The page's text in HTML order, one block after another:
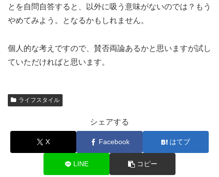
とを自問自答すると、以外に吸う意味がないのでは？もう
やめてみよう。となるかもしれません。
個人的な考えですので、賛否両論あるかと思いますが試し
ていただければと思います。
ライフスタイル
シェアする
X Facebook はてブ
LINE コピー